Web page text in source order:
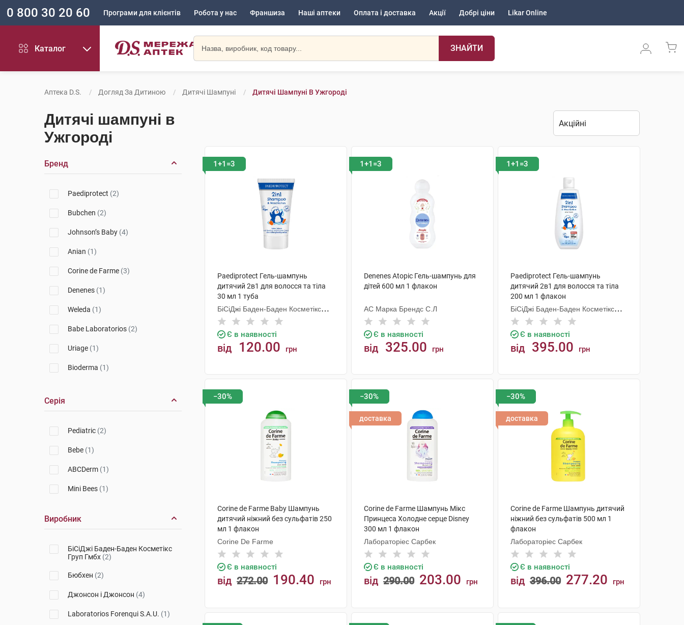
0 800 30 20 60 Програми для клієнтів Робота у нас Франшиза Наші аптеки Оплата і доставка Акції Добрі ціни Likar Online
Каталог ЗНАЙТИ
Аптека D.S. Догляд За Дитиною Дитячі Шампуні Дитячі Шампуні В Ужгороді
Дитячі шампуні в
Ужгороді
Бренд
Paediprotect (2)
Bubchen (2)
Johnson’s Baby (4)
Anian (1)
Corine de Farme (3)
Denenes (1)
Weleda (1)
Babe Laboratorios (2)
Uriage (1)
Bioderma (1)
Серія
Pediatric (2)
Bebe (1)
ABCDerm (1)
Mini Bees (1)
Виробник
БіСіДжі Баден-Баден Косметікс
Груп Гмбх (2)
Бюбхен (2)
Джонсон і Джонсон (4)
Laboratorios Forenqui S.A.U. (1)
1+1=3
Paediprotect Гель-шампунь
дитячий 2в1 для волосся та тіла
30 мл 1 туба
БіСіДжі Баден-Баден Косметікс
Груп Гмбх
Є в наявності
від 120.00 грн
1+1=3
Denenes Atopic Гель-шампунь для
дітей 600 мл 1 флакон
АС Марка Брендс С.Л
Є в наявності
від 325.00 грн
1+1=3
Paediprotect Гель-шампунь
дитячий 2в1 для волосся та тіла
200 мл 1 флакон
БіСіДжі Баден-Баден Косметікс
Груп Гмбх
Є в наявності
від 395.00 грн
−30%
Corine de Farme Baby Шампунь
дитячий ніжний без сульфатів 250
мл 1 флакон
Corine De Farme
Є в наявності
від 272.00 190.40 грн
−30%
доставка
Corine de Farme Шампунь Мікс
Принцеса Холодне серце Disney
300 мл 1 флакон
Лабораторіес Сарбек
Є в наявності
від 290.00 203.00 грн
−30%
доставка
Corine de Farme Шампунь дитячий
ніжний без сульфатів 500 мл 1
флакон
Лабораторіес Сарбек
Є в наявності
від 396.00 277.20 грн